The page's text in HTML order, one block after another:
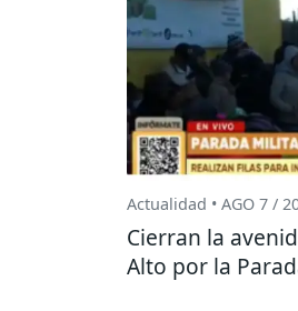
Actualidad • AGO 7 /
Cierran la
Alto por la